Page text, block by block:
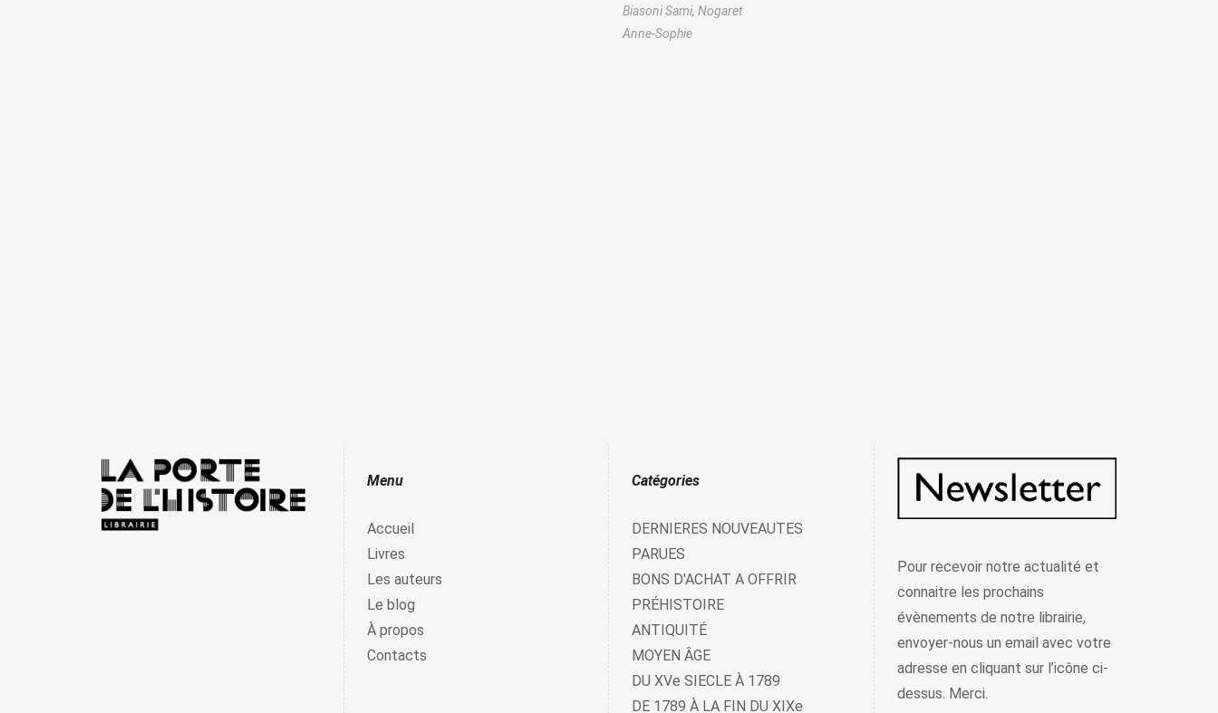
Biasoni Sami, Nogaret
Anne-Sophie
Menu
Accueil
Livres
Les auteurs
Le blog
À propos
Contacts
Catégories
DERNIERES NOUVEAUTES
PARUES
BONS D'ACHAT A OFFRIR
PRÉHISTOIRE
ANTIQUITÉ
MOYEN ÂGE
DU XVe SIECLE À 1789
DE 1789 À LA FIN DU XIXe
Pour recevoir notre actualité et
connaitre les prochains
évènements de notre librairie,
envoyer-nous un email avec votre
adresse en cliquant sur l’icône ci-
dessus. Merci.